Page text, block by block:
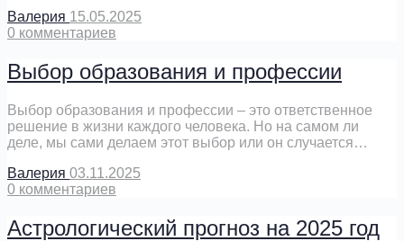
Валерия 15.05.2025
0 комментариев
Выбор образования и профессии
Выбор образования и профессии – это ответственное
решение в жизни каждого человека. Но на самом ли
деле, мы сами делаем этот выбор или он случается…
Валерия 03.11.2025
0 комментариев
Астрологический прогноз на 2025 год